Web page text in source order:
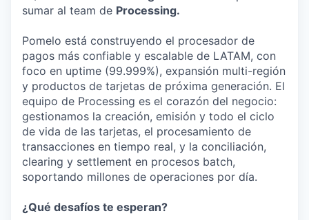
sumar al team de Processing.
Pomelo está construyendo el procesador de
pagos más confiable y escalable de LATAM, con
foco en uptime (99.999%), expansión multi-región
y productos de tarjetas de próxima generación. El
equipo de Processing es el corazón del negocio:
gestionamos la creación, emisión y todo el ciclo
de vida de las tarjetas, el procesamiento de
transacciones en tiempo real, y la conciliación,
clearing y settlement en procesos batch,
soportando millones de operaciones por día.
¿Qué desafíos te esperan?